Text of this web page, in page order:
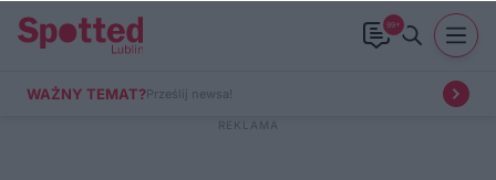
99+
WAŻNY TEMAT?Prześlij newsa!